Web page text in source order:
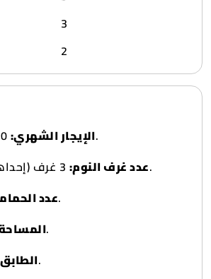
3
2
الإيجار الشهري:550 دينار كويتي.
عدد غرف النوم:3 غرف (إحداها غرفة ماستر).
عدد3 حمامات.
150 متر مربع.
الطابق الأول.